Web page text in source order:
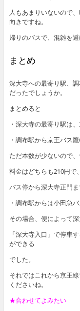
人もあまりいないので
向きですね。
帰りのバスで、混雑を
まとめ
深大寺への最寄り駅、
だったでしょうか。
まとめると
・深大寺の最寄り駅は
・調布駅から京王バス
ただ本数が少ないので
料金はどちらも210円で
バス停から深大寺正門ま
・調布駅からは小田急バ
その場合、便によって
「深大寺入口」で停車
ができる
でした。
それではこれから京王
くださいね。
★合わせてよみたい